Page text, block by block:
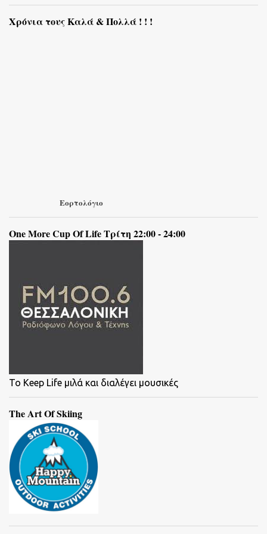
Χρόνια τους Καλά & Πολλά ! ! !
Εορτολόγιο
One More Cup Of Life Τρίτη 22:00 - 24:00
To Keep Life μιλά και διαλέγει μουσικές
The Art Of Skiing